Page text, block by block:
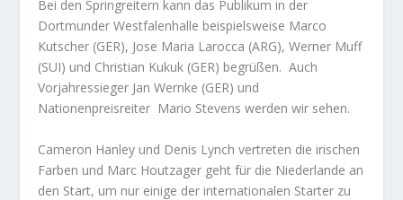
Bei den Springreitern kann das Publikum in der
Dortmunder Westfalenhalle beispielsweise Marco
Kutscher (GER), Jose Maria Larocca (ARG), Werner Muff
(SUI) und Christian Kukuk (GER) begrüßen. Auch
Vorjahressieger Jan Wernke (GER) und
Nationenpreisreiter Mario Stevens werden wir sehen.
Cameron Hanley und Denis Lynch vertreten die irischen
Farben und Marc Houtzager geht für die Niederlande an
den Start, um nur einige der internationalen Starter zu